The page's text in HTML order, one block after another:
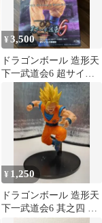
¥3,500
ドラゴンボール 造形天
下一武道会6 超サイヤ
人3 孫悟空 開封品
¥ 1,250
ドラゴンボール 造形天
下一武道会6 其之四 超